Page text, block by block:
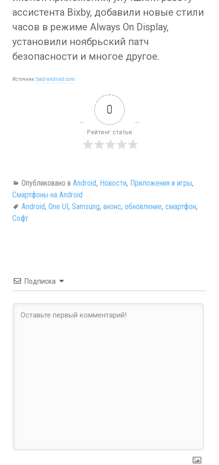
ассистента Bixby, добавили новые стили
часов в режиме Always On Display,
установили ноябрьский патч
безопасности и многое другое.
Источник: bad-android.com
0
Рейтинг статьи
Опубликовано в Android, Новости, Приложения и игры,
Смартфоны на Android
Android, One UI, Samsung, анонс, обновление, смартфон,
Софт
Подписка